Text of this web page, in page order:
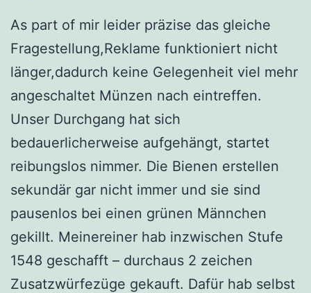
As part of mir leider präzise das gleiche
Fragestellung,Reklame funktioniert nicht
länger,dadurch keine Gelegenheit viel mehr
angeschaltet Münzen nach eintreffen.
Unser Durchgang hat sich
bedauerlicherweise aufgehängt, startet
reibungslos nimmer. Die Bienen erstellen
sekundär gar nicht immer und sie sind
pausenlos bei einen grünen Männchen
gekillt. Meinereiner hab inzwischen Stufe
1548 geschafft – durchaus 2 zeichen
Zusatzwürfezüge gekauft. Dafür hab selbst